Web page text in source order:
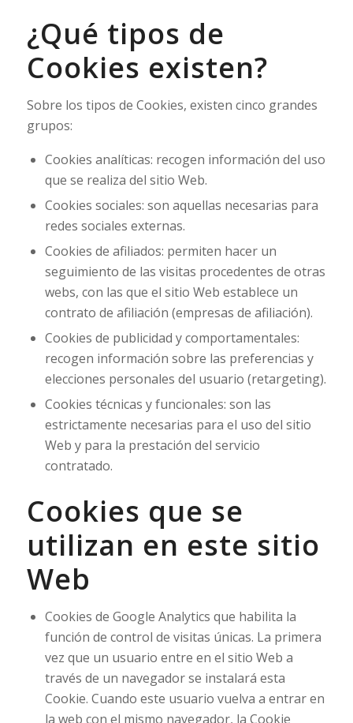
¿Qué tipos de
Cookies existen?
Sobre los tipos de Cookies, existen cinco grandes
grupos:
Cookies analíticas: recogen información del uso
que se realiza del sitio Web.
Cookies sociales: son aquellas necesarias para
redes sociales externas.
Cookies de afiliados: permiten hacer un
seguimiento de las visitas procedentes de otras
webs, con las que el sitio Web establece un
contrato de afiliación (empresas de afiliación).
Cookies de publicidad y comportamentales:
recogen información sobre las preferencias y
elecciones personales del usuario (retargeting).
Cookies técnicas y funcionales: son las
estrictamente necesarias para el uso del sitio
Web y para la prestación del servicio
contratado.
Cookies que se
utilizan en este sitio
Web
Cookies de Google Analytics que habilita la
función de control de visitas únicas. La primera
vez que un usuario entre en el sitio Web a
través de un navegador se instalará esta
Cookie. Cuando este usuario vuelva a entrar en
la web con el mismo navegador, la Cookie